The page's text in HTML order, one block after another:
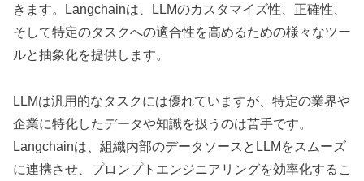
きます。Langchainは、LLMのカスタマイズ性、正確性、
そして特定のタスクへの適合性を高めるための様々なツー
ルと抽象化を提供します。
LLMは汎用的なタスクには優れていますが、特定の業界や
企業に特化したデータや知識を扱うのは苦手です。
Langchainは、組織内部のデータソースとLLMをスムーズ
に連携させ、プロンプトエンジニアリングを効率化するこ